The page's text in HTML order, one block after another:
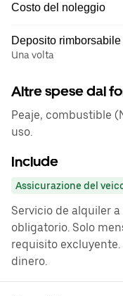
Costo del noleggio
Deposito rimborsabile
Una volta
Altre spese dal
Peaje, combustible
uso.
Include
Assicurazione del
Servicio de alquiler
obligatorio. Solo
requisito
dinero.